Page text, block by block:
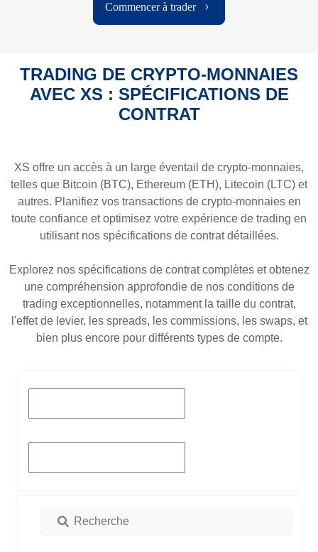
Commencer à trader
TRADING DE CRYPTO-MONNAIES
AVEC XS : SPÉCIFICATIONS DE
CONTRAT
XS offre un accès à un large éventail de crypto-monnaies,
telles que Bitcoin (BTC), Ethereum (ETH), Litecoin (LTC) et
autres. Planifiez vos transactions de crypto-monnaies en
toute confiance et optimisez votre expérience de trading en
utilisant nos spécifications de contrat détaillées.
Explorez nos spécifications de contrat complètes et obtenez
une compréhension approfondie de nos conditions de
trading exceptionnelles, notamment la taille du contrat,
l'effet de levier, les spreads, les commissions, les swaps, et
bien plus encore pour différents types de compte.